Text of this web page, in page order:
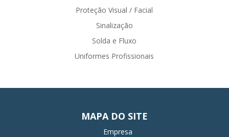
Proteção Visual / Facial
Sinalização
Solda e Fluxo
Uniformes Profissionais
MAPA DO SITE
Empresa